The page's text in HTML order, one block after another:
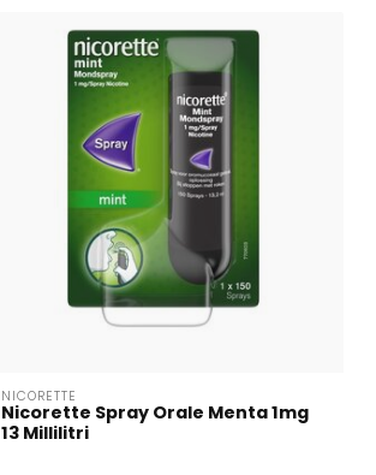
NICORETTE
Nicorette Spray Orale Menta 1mg
13 Millilitri